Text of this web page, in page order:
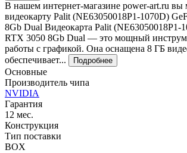
В нашем интернет-магазине power-art.ru вы
видеокарту Palit (NE63050018P1-1070D)
8Gb Dual Видеокарта Palit (NE63050018P1-
RTX 3050 8Gb Dual — это мощный
работы с графикой. Она оснащена 8 ГБ
обеспечивает...
Подробнее
Основные
Производитель чипа
NVIDIA
Гарантия
12 мес.
Конструкция
Тип поставки
BOX